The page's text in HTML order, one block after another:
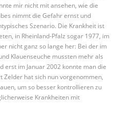
mir nicht mit ansehen, wie die
nimmt die Gefahr ernst und
Szenario. Die Krankheit ist
in Rheinland-Pfalz sogar 1977, im
nicht ganz so lange her: Bei der im
Klauenseuche mussten mehr als
erst im Januar 2002 konnte man die
Zelder hat sich nun vorgenommen,
um so besser kontrollieren zu
Krankheiten mit